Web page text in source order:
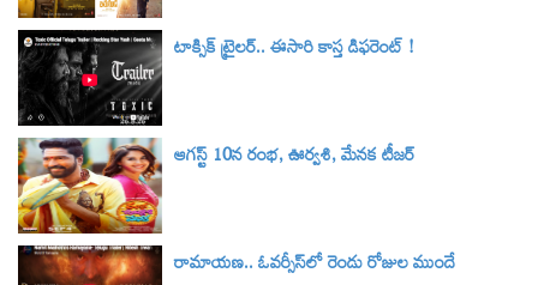
టాక్సిక్‌ ట్రైలర్‌.. ఈసారి కాస్త డిఫరెంట్ !
ఆగస్ట్ 10న రంభ, ఊర్వశి, మేనక టీజర్‌
రామాయణ.. ఓవర్సీస్‌లో రెండు రోజుల ముందే